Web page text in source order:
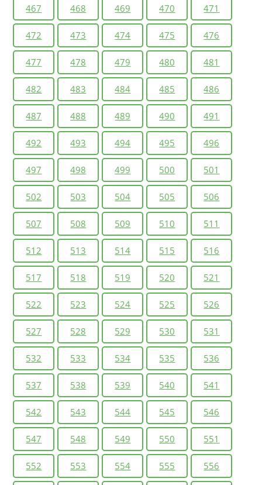
467 468 469 470 471
472 473 474 475 476
477 478 479 480 481
482 483 484 485 486
487 488 489 490 491
492 493 494 495 496
497 498 499 500 501
502 503 504 505 506
507 508 509 510 511
512 513 514 515 516
517 518 519 520 521
522 523 524 525 526
527 528 529 530 531
532 533 534 535 536
537 538 539 540 541
542 543 544 545 546
547 548 549 550 551
552 553 554 555 556